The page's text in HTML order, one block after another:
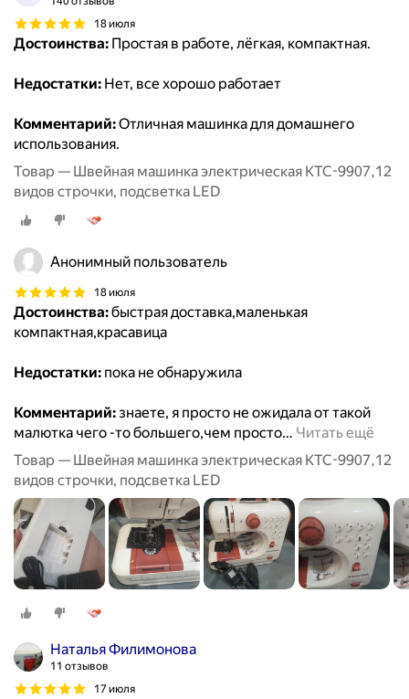
18 июля
Достоинства: Простая в работе, лёгкая, компактная.
Недостатки: Нет, все хорошо работает
Комментарий:Отличная машинка для домашнего
использования.
Товар — Швейная машинка электрическая KTC-9907,12
видов строчки, подсветка LED
Анонимный пользователь
18 июля
Достоинства:быстрая доставка,маленькая
компактная,красавица
Недостатки: пока не обнаружила
Комментарий:знаете, я просто не ожидала от такой
малютка чего -то большего,чем просто… Читать ещё
Товар — Швейная машинка электрическая KTC-9907,12
видов строчки, подсветка LED
Наталья Филимонова
11 отзывов
17 июля